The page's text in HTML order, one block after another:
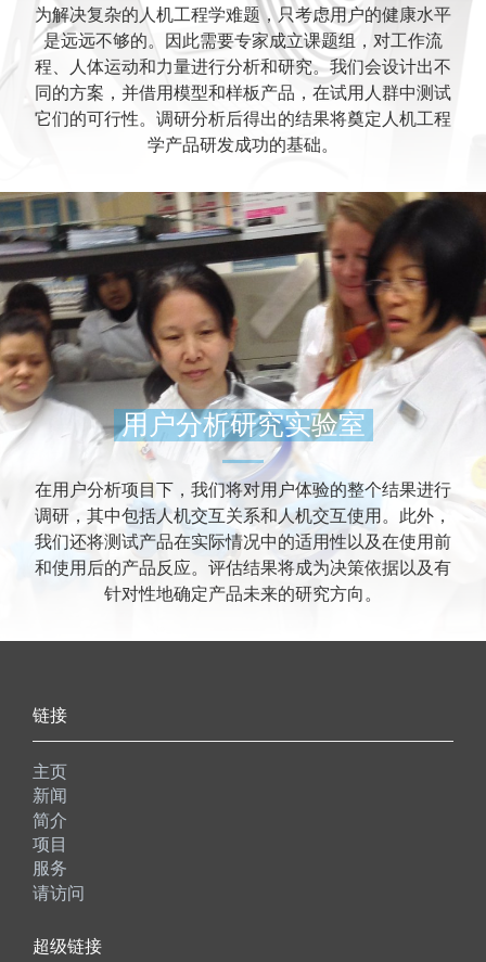
为解决复杂的人机工程学难题，只考虑用户的健康水平
是远远不够的。因此需要专家成立课题组，对工作流
程、人体运动和力量进行分析和研究。我们会设计出不
同的方案，并借用模型和样板产品，在试用人群中测试
它们的可行性。调研分析后得出的结果将奠定人机工程
学产品研发成功的基础。
用户分析研究实验室
在用户分析项目下，我们将对用户体验的整个结果进行
调研，其中包括人机交互关系和人机交互使用。此外，
我们还将测试产品在实际情况中的适用性以及在使用前
和使用后的产品反应。评估结果将成为决策依据以及有
针对性地确定产品未来的研究方向。
链接
主页
新闻
简介
项目
服务
请访问
超级链接